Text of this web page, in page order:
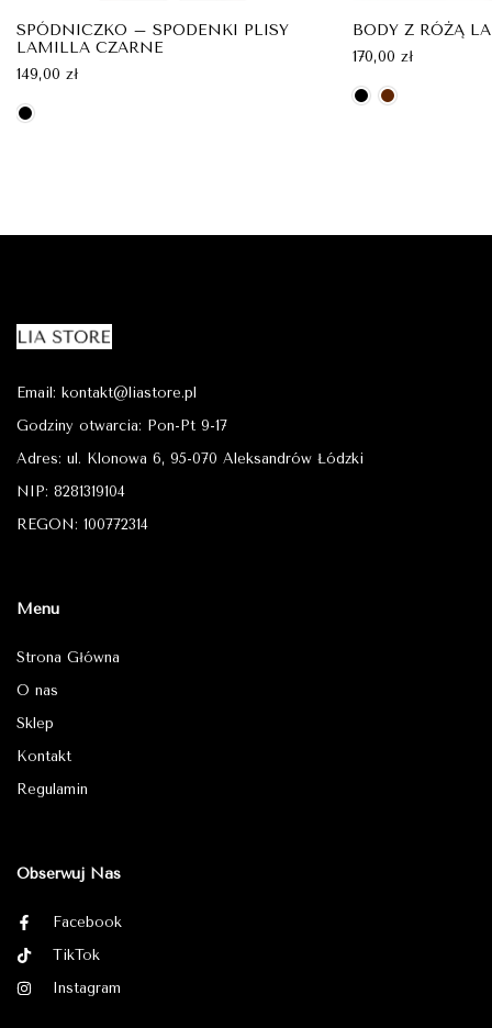
SPÓDNICZKO – SPODENKI PLISY
LAMILLA CZARNE
149,00 zł
BODY Z RÓŻĄ
170,00 zł
Email: kontakt@liastore.pl
Godziny otwarcia: Pon-Pt 9-17
Adres: ul. Klonowa 6, 95-070 Aleksandrów Łódzki
NIP: 8281319104
REGON: 100772314
Menu
Strona Główna
O nas
Sklep
Kontakt
Regulamin
Obserwuj Nas
Facebook
TikTok
Instagram